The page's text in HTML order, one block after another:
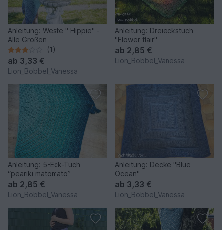
Anleitung: Weste " Hippie" -
Alle Größen
(1)
ab 3,33 €
Lion_Bobbel_Vanessa
Anleitung: Dreieckstuch
"Flower flair"
ab 2,85 €
Lion_Bobbel_Vanessa
Anleitung: 5-Eck-Tuch
“peariki matomato”
ab 2,85 €
Lion_Bobbel_Vanessa
Anleitung: Decke "Blue
Ocean"
ab 3,33 €
Lion_Bobbel_Vanessa